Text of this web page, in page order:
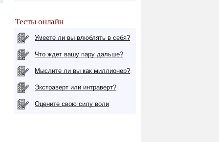
Тесты онлайн
Умеете ли вы влюблять в себя?
Что ждет вашу пару дальше?
Мыслите ли вы как миллионер?
Экстраверт или интраверт?
Оцените свою силу воли